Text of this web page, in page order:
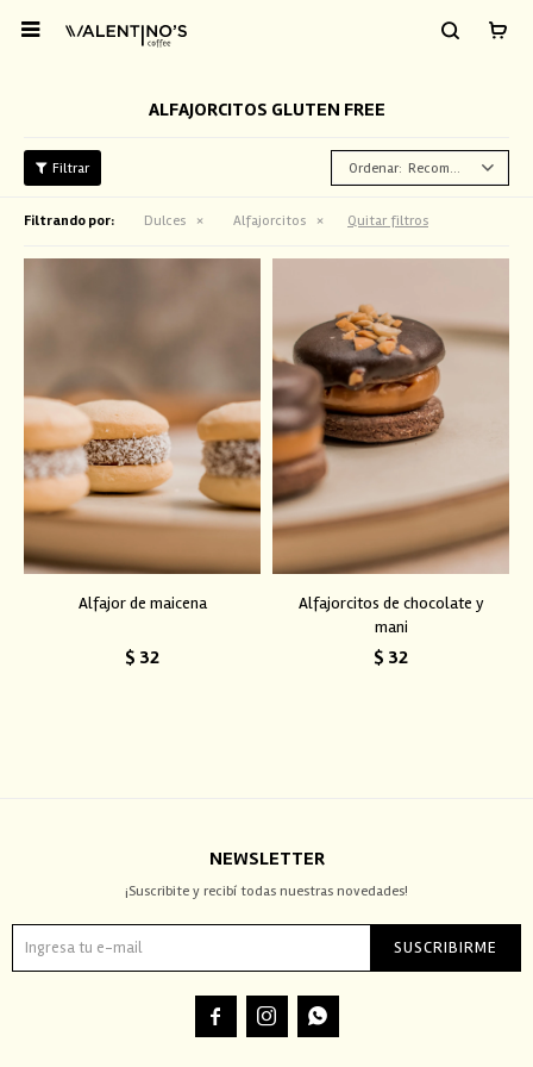

ALFAJORCITOS GLUTEN FREE
Recomendados
Filtrando por: Dulces Alfajorcitos Quitar filtros
Alfajor de maicena
$ 32
Alfajorcitos de chocolate y
mani
$ 32
NEWSLETTER
¡Suscribite y recibí todas nuestras novedades!
SUSCRIBIRME
  